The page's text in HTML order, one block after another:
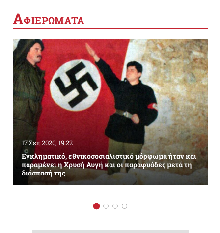
ΑΦΙΕΡΩΜΑΤΑ
17 Σεπ 2020, 19:22
Εγκληματικό, εθνικοσοσιαλιστικό μόρφωμα ήταν και
παραμένει η Χρυσή Αυγή και οι παραφυάδες μετά τη
διάσπασή της